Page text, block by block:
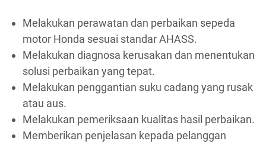
Melakukan perawatan dan perbaikan sepeda
motor Honda sesuai standar AHASS.
Melakukan diagnosa kerusakan dan menentukan
solusi perbaikan yang tepat.
Melakukan penggantian suku cadang yang rusak
atau aus.
Melakukan pemeriksaan kualitas hasil perbaikan.
Memberikan penjelasan kepada pelanggan